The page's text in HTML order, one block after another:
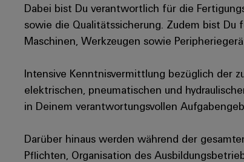
Dabei bist Du verantwortlich für die
sowie die Qualitätssicherung. Zudem bist
Maschinen, Werkzeugen sowie
Intensive Kenntnisvermittlung bezüglich der
elektrischen, pneumatischen und
in Deinem verantwortungsvollen
Darüber hinaus werden während der
Pflichten, Organisation des